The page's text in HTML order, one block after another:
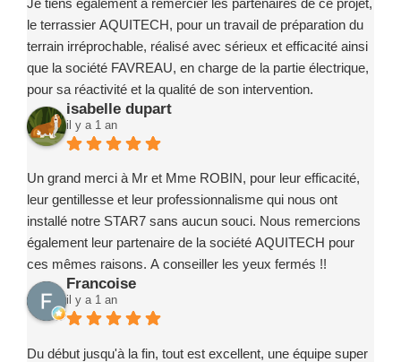
le terrassier AQUITECH, pour un travail de préparation du
terrain irréprochable, réalisé avec sérieux et efficacité ainsi
que la société FAVREAU, en charge de la partie électrique,
pour sa réactivité et la qualité de son intervention.
Ce projet a été un exemple de coordination réussie, grâce à
des intervenants compétents, fiables et investis.
Je recommande sans la moindre hésitation l’entreprise
Marc ROBIN PISCINE et ses partenaires à toute personne
souhaitant concrétiser un projet de piscine en toute
confiance.
isabelle dupart
il y a 1 an
Un grand merci à Mr et Mme ROBIN, pour leur efficacité,
leur gentillesse et leur professionnalisme qui nous ont
installé notre STAR7 sans aucun souci. Nous remercions
également leur partenaire de la société AQUITECH pour
ces mêmes raisons. A conseiller les yeux fermés !!
Francoise
il y a 1 an
Du début jusqu'à la fin, tout est excellent, une équipe super